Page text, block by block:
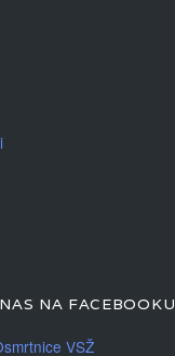
NA FACEBOOKU
VSŽ